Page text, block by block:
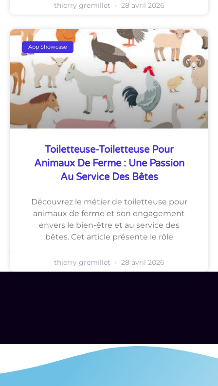
thierry gremillet 28 avril 2026
App Showcase
Toiletteuse-Toiletteuse Pour
Animaux De Ferme : Une Passion
Au Service Des Bêtes
Découvrez le métier de toiletteuse pour
animaux de ferme et son engagement
envers le bien-être et au service des
bêtes. Cet article présente le rôle
thierry gremillet 28 avril 2026